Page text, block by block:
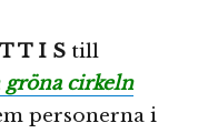
T I S till
gröna cirkeln
personerna i